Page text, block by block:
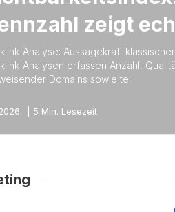
zeigt
Analyse: Aussagekraft
Analysen erfassen Anzahl,
Domains sowie te...
5 Min. Lesezeit